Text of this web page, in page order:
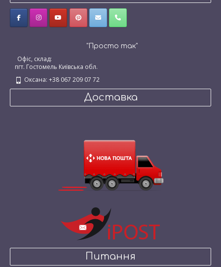
"Просто так"
Офіс, склад:
пгт. Гостомель Київська обл.
Оксана: +38 067 209 07 72
Доставка
Питання